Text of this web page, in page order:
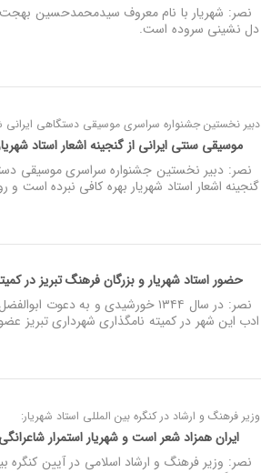
نصر: شهریار با نام معروف سیدمحمدحسین بهجت
دل نشینی سروده است.
دبیر نخستین جشنواره سراسری موسیقی دستگاهی ایرانی
موسیقی سنتی ایرانی از گنجینه اشعار استاد
نصر: دبیر نخستین جشنواره سراسری موسیقی
گنجینه اشعار استاد شهریار بهره کافی نبرده است
حضور استاد شهریار و بزرگان فرهنگ تبریز در
نصر: در سال ۱۳۴۴ خورشیدی و به
ادب این شهر در کمیته نامگذاری شهرداری تبریز
وزیر فرهنگ و ارشاد در کنگره بین المللی استاد شهریار:
ایران همزاد شعر است و شهریار استمرار
نصر: وزیر فرهنگ و ارشاد اسلامی در آیین کنگره